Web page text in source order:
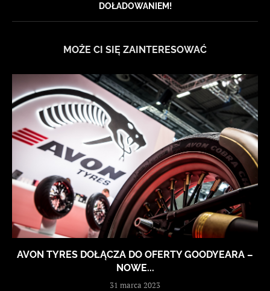
DOŁADOWANIEM!
MOŻE CI SIĘ ZAINTERESOWAĆ
AVON TYRES DOŁĄCZA DO OFERTY GOODYEARA –
NOWE...
31 marca 2023